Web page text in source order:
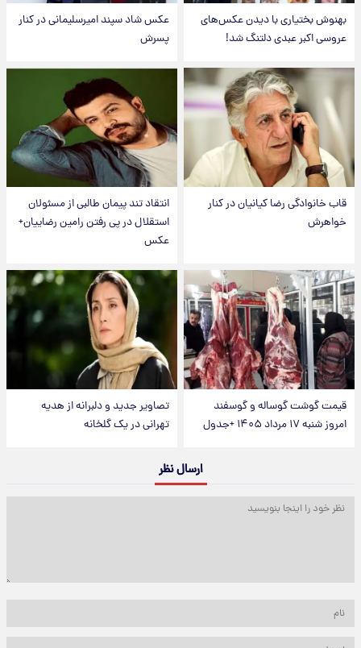
بهنوش بختیاری با دیدن عکس‌های
عروسی اکبر عبدی دلتنگ شد!
عکس شاد سپند امیرسلیمانی در کنار
پسرش
قاب خانوادگی رضا کیانیان در کنار
خواهرش
انتقاد تند پیمان طالبی از مسئولان
استقلال در پی رفتن رامین رضاییان+
عکس
قیمت گوشت گوساله و گوسفند
امروز شنبه ۱۷ مرداد ۱۴۰۵ +جدول
تصاویر جدید و دلبرانه از هدیه
تهرانی در یک گلخانه
ارسال نظر